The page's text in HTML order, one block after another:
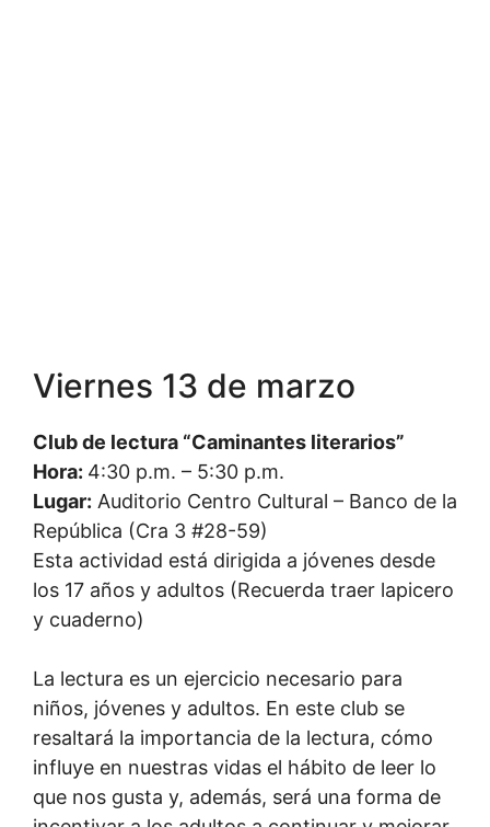
Viernes 13 de marzo
Club de lectura “Caminantes literarios”
Hora: 4:30 p.m. – 5:30 p.m.
Lugar: Auditorio Centro Cultural – Banco de la
República (Cra 3 #28-59)
Esta actividad está dirigida a jóvenes desde
los 17 años y adultos (Recuerda traer lapicero
y cuaderno)
La lectura es un ejercicio necesario para
niños, jóvenes y adultos. En este club se
resaltará la importancia de la lectura, cómo
influye en nuestras vidas el hábito de leer lo
que nos gusta y, además, será una forma de